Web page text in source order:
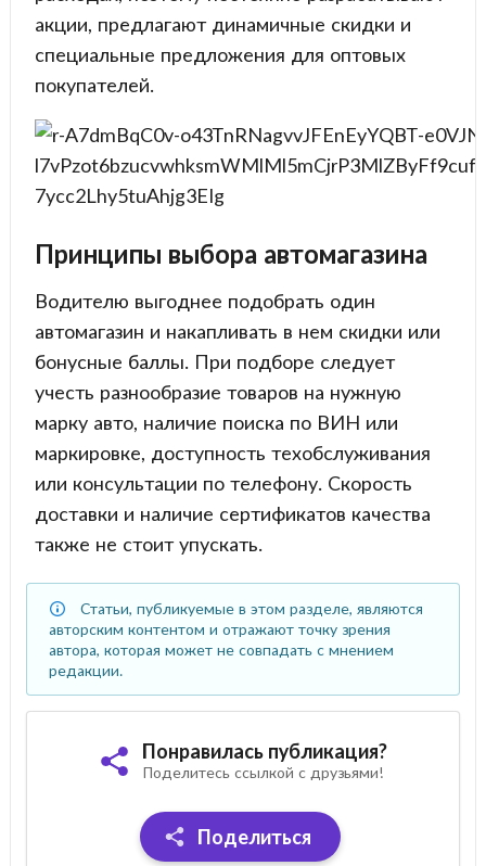
акции, предлагают динамичные скидки и
специальные предложения для оптовых
покупателей.
Принципы выбора автомагазина
Водителю выгоднее подобрать один
автомагазин и накапливать в нем скидки или
бонусные баллы. При подборе следует
учесть разнообразие товаров на нужную
марку авто, наличие поиска по ВИН или
маркировке, доступность техобслуживания
или консультации по телефону. Скорость
доставки и наличие сертификатов качества
также не стоит упускать.
Статьи, публикуемые в этом разделе, являются
авторским контентом и отражают точку зрения
автора, которая может не совпадать с мнением
редакции.
Понравилась публикация?
Поделитесь ссылкой с друзьями!
Поделиться